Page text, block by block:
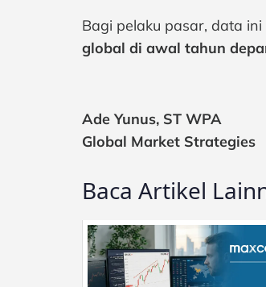
Bagi pelaku pasar, data
global di awal tahun
Ade Yunus, ST WPA
Global Market Strategies
Baca Artikel